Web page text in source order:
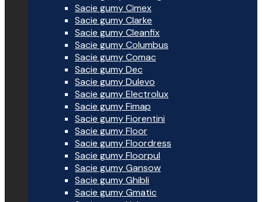
Sacie gumy Cimex
Sacie gumy Clarke
Sacie gumy Cleanfix
Sacie gumy Columbus
Sacie gumy Comac
Sacie gumy Dec
Sacie gumy Dulevo
Sacie gumy Electrolux
Sacie gumy Fimap
Sacie gumy Fiorentini
Sacie gumy Floor
Sacie gumy Floordress
Sacie gumy Floorpul
Sacie gumy Gansow
Sacie gumy Ghibli
Sacie gumy Gmatic